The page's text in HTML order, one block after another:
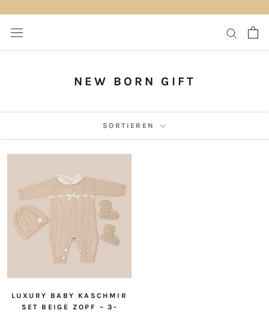
Inhalt
NEW BORN GIFT
SORTIEREN
LUXURY BABY KASCHMIR
SET BEIGE ZOPF – 3-